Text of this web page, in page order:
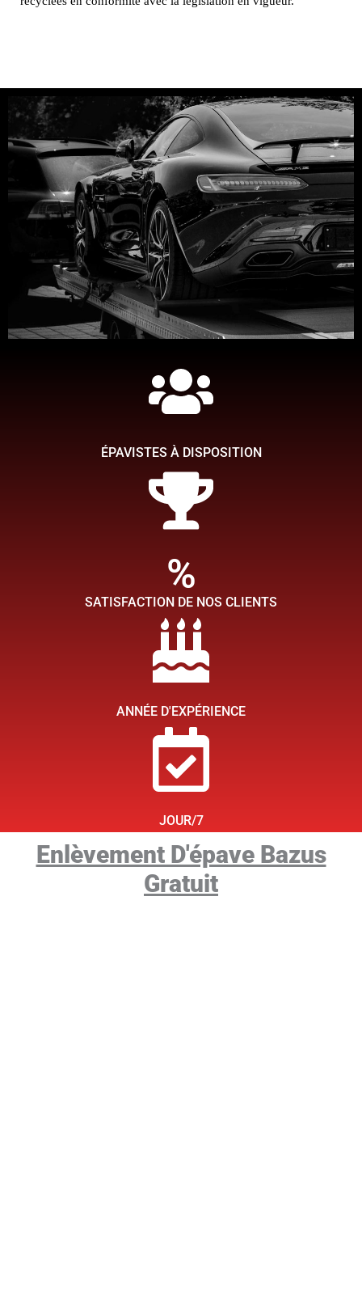
Simplifiez-vous la tache
Chez TMB épaviste, ce qui compte pour nous c'est de faire en
voiture épave soit aussi simple que possible afin que vous
ÉPAVISTES À DISPOSITION
SATISFACTION DE NOS CLIENTS
%
ANNÉE D'EXPÉRIENCE
JOUR/7
Enlèvement D'épave Bazus
Gratuit